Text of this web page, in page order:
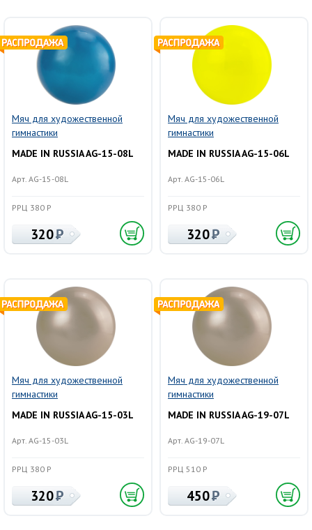
Мяч для художественной
гимнастики
MADE IN RUSSIA AG-15-08L
Арт. AG-15-08L
РРЦ 380 Р
320
Мяч для художественной
гимнастики
MADE IN RUSSIA AG-15-06L
Арт. AG-15-06L
РРЦ 380 Р
320
Мяч для художественной
гимнастики
MADE IN RUSSIA AG-15-03L
Арт. AG-15-03L
РРЦ 380 Р
320
Мяч для художественной
гимнастики
MADE IN RUSSIA AG-19-07L
Арт. AG-19-07L
РРЦ 510 Р
450